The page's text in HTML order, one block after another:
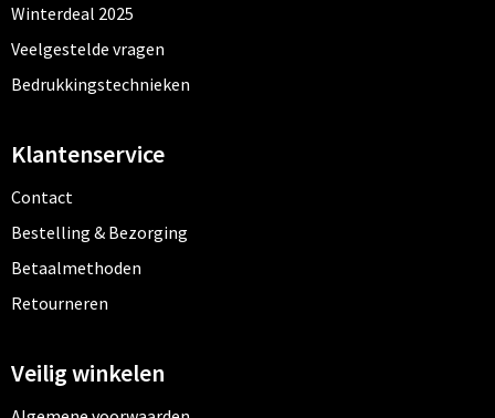
Winterdeal 2025
Veelgestelde vragen
Bedrukkingstechnieken
Klantenservice
Contact
Bestelling & Bezorging
Betaalmethoden
Retourneren
Veilig winkelen